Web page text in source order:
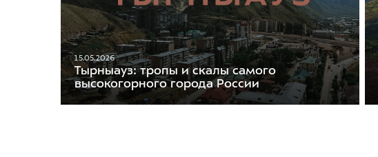
15.05.2026
Тырныауз: тропы и скалы самого
высокогорного города России